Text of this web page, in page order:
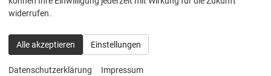
widerrufen.
Alle akzeptieren Einstellungen
Datenschutzerklärung Impressum